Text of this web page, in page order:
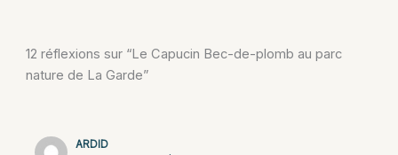
12 réflexions sur “Le Capucin Bec-de-plomb au parc
nature de La Garde”
ARDID